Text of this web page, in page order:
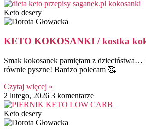
Keto desery
KETO KOKOSANKI / kostka
Smak kokosanek pamiętam z dzieciństwa…
równie pyszne! Bardzo polecam 🥰
Czytaj więcej »
2 lutego, 2026 3 komentarze
Keto desery